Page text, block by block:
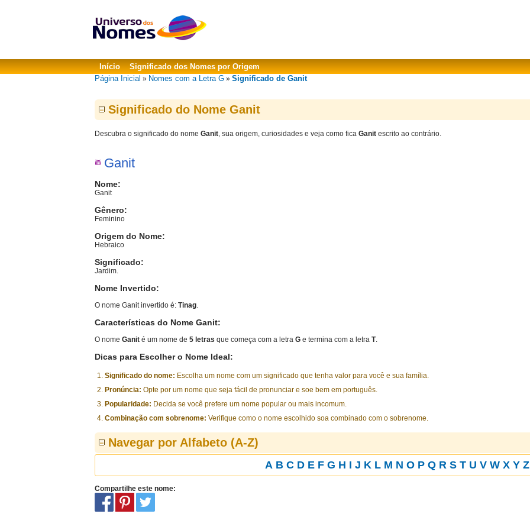
Início
Significado dos Nomes por Origem
Página Inicial » Nomes com a Letra G » Significado de Ganit
Significado do Nome Ganit
Descubra o significado do nome Ganit, sua origem, curiosidades e veja como fica Ganit escrito ao contrário.
Ganit
Nome:
Ganit
Gênero:
Feminino
Origem do Nome:
Hebraico
Significado:
Jardim.
Nome Invertido:
O nome Ganit invertido é: Tinag.
Características do Nome Ganit:
O nome Ganit é um nome de 5 letras que começa com a letra G e termina com a letra T.
Dicas para Escolher o Nome Ideal:
Significado do nome: Escolha um nome com um significado que tenha valor para você e sua família.
Pronúncia: Opte por um nome que seja fácil de pronunciar e soe bem em português.
Popularidade: Decida se você prefere um nome popular ou mais incomum.
Combinação com sobrenome: Verifique como o nome escolhido soa combinado com o sobrenome.
Navegar por Alfabeto (A-Z)
A B C D E F G H I J K L M N O P Q R S T U V W X Y Z
Compartilhe este nome: